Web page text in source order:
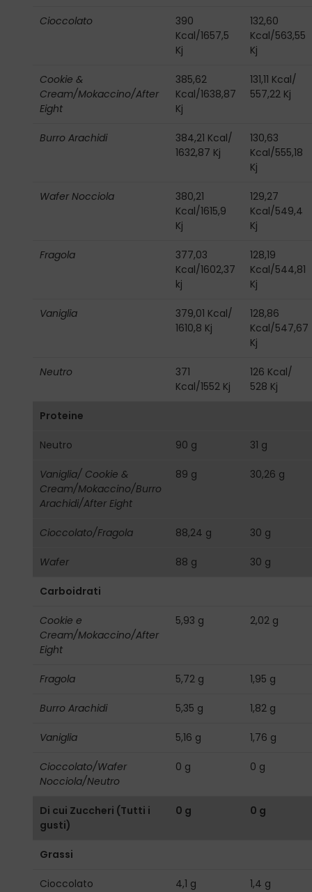
Cioccolato
390
Kcal/1657,5
Kj
132,60
Kcal/563,55
Kj
Cookie &
Cream/Mokaccino/After
Eight
385,62
Kcal/1638,87
Kj
131,11 Kcal/
557,22 Kj
Burro Arachidi
384,21 Kcal/
1632,87 Kj
130,63
Kcal/555,18
Kj
Wafer Nocciola
380,21
Kcal/1615,9
Kj
129,27
Kcal/549,4
Kj
Fragola
377,03
Kcal/1602,37
kj
128,19
Kcal/544,81
Kj
Vaniglia
379,01 Kcal/
1610,8 Kj
128,86
Kcal/547,67
Kj
Neutro
371
Kcal/1552 Kj
126 Kcal/
528 Kj
Proteine
Neutro 90 g 31 g
Vaniglia/ Cookie &
Cream/Mokaccino/Burro
Arachidi/After Eight
89 g 30,26 g
Cioccolato/Fragola 88,24 g 30 g
Wafer 88 g 30 g
Carboidrati
Cookie e
Cream/Mokaccino/After
Eight
5,93 g 2,02 g
Fragola 5,72 g 1,95 g
Burro Arachidi 5,35 g 1,82 g
Vaniglia 5,16 g 1,76 g
Cioccolato/Wafer
Nocciola/Neutro
0 g 0 g
Di cui Zuccheri (Tutti i
gusti)
0 g 0 g
Grassi
Cioccolato 4,1 g 1,4 g